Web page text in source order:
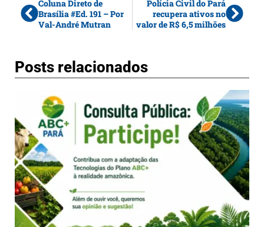
Coluna Direto de
Brasília #Ed. 191 – Por
Val-André Mutran
Polícia Civil do Pará
recupera ativos no
valor de R$ 6,5 milhões
Posts relacionados